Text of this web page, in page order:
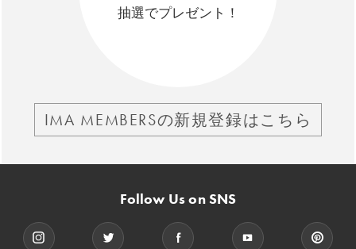
抽選でプレゼント！
IMA MEMBERSの新規登録はこちら
Follow Us on SNS